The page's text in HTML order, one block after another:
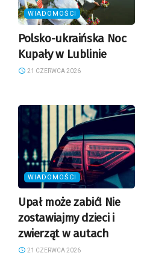
WIADOMOŚCI
Polsko-ukraińska Noc
Kupały w Lublinie
21 CZERWCA 2026
WIADOMOŚCI
Upał może zabić! Nie
zostawiajmy dzieci i
zwierząt w autach
21 CZERWCA 2026